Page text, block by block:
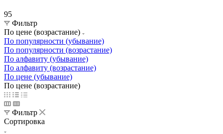
95
Фильтр
По цене (возрастание)
По популярности (убывание)
По популярности (возрастание)
По алфавиту (убывание)
По алфавиту (возрастание)
По цене (убывание)
По цене (возрастание)
Фильтр
Сортировка